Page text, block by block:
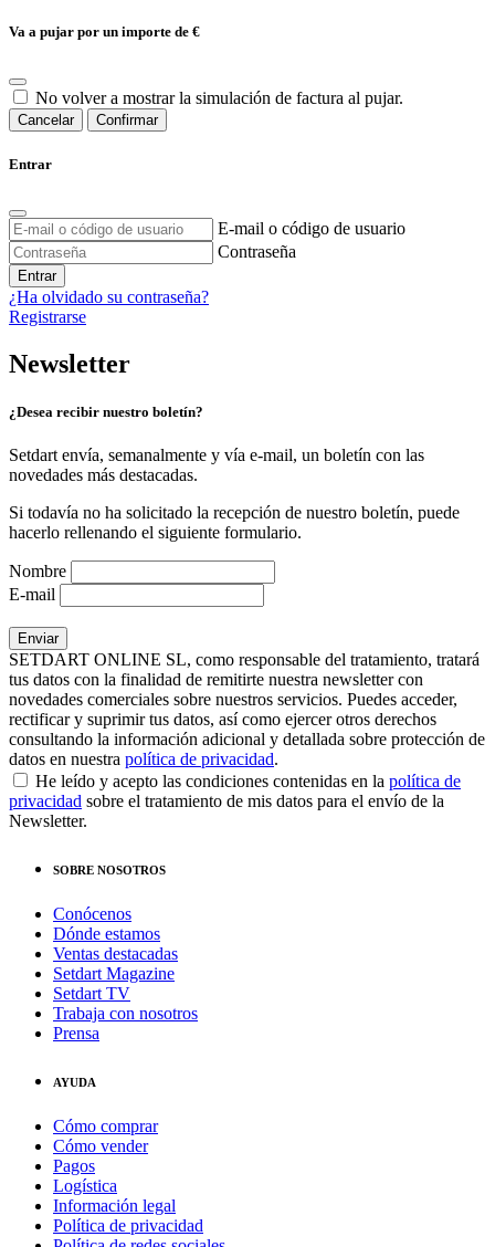
Va a pujar por un importe de €
No volver a mostrar la simulación de factura al pujar.
Cancelar Confirmar
Entrar
E-mail o código de usuario
Contraseña
Entrar
¿Ha olvidado su contraseña?
Registrarse
Newsletter
¿Desea recibir nuestro boletín?
Setdart envía, semanalmente y vía e-mail, un boletín con las
novedades más destacadas.
Si todavía no ha solicitado la recepción de nuestro boletín, puede
hacerlo rellenando el siguiente formulario.
Nombre
E-mail
SETDART ONLINE SL, como responsable del tratamiento, tratará
tus datos con la finalidad de remitirte nuestra newsletter con
novedades comerciales sobre nuestros servicios. Puedes acceder,
rectificar y suprimir tus datos, así como ejercer otros derechos
consultando la información adicional y detallada sobre protección de
datos en nuestra política de privacidad.
He leído y acepto las condiciones contenidas en la política de
privacidad sobre el tratamiento de mis datos para el envío de la
Newsletter.
SOBRE NOSOTROS
Conócenos
Dónde estamos
Ventas destacadas
Setdart Magazine
Setdart TV
Trabaja con nosotros
Prensa
AYUDA
Cómo comprar
Cómo vender
Pagos
Logística
Información legal
Política de privacidad